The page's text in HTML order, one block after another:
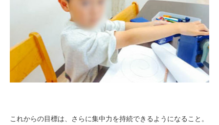
これからの目標は、さらに集中力を持続できるようになること。